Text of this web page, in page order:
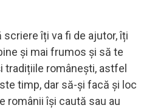
îți va fi de ajutor, îți
și mai frumos și să te
tradițiile românești, astfel
timp, dar să-și facă și loc
românii își caută sau au